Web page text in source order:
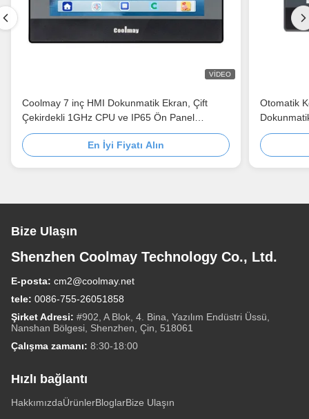
VIDEO
Coolmay 7 inç HMI Dokunmatik Ekran, Çift
Çekirdekli 1GHz CPU ve IP65 Ön Panel
Endüstriyel Kontrol Monitörü
En İyi Fiyatı Alın
Otomatik
Bize Ulaşın
Shenzhen Coolmay Technology Co., Ltd.
E-posta: cm2@coolmay.net
tele: 0086-755-26051858
Şirket Adresi: #902, A Blok, 4. Bina, Yazılım Endüstri Üssü,
Nanshan Bölgesi, Shenzhen, Çin, 518061
Çalışma zamanı: 8:30-18:00
Hızlı bağlantı
HakkımızdaÜrünlerBloglarBize Ulaşın